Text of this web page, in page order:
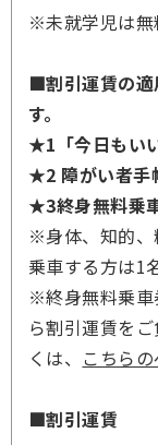
※未就学児は無
■割引運賃の適
す。
★1「今日もい
★2 障がい者手
★3終身無料乗
※身体、知的、
乗車する方は1
※終身無料乗車
ら割引運賃を
くは、 こちら
■割引運賃